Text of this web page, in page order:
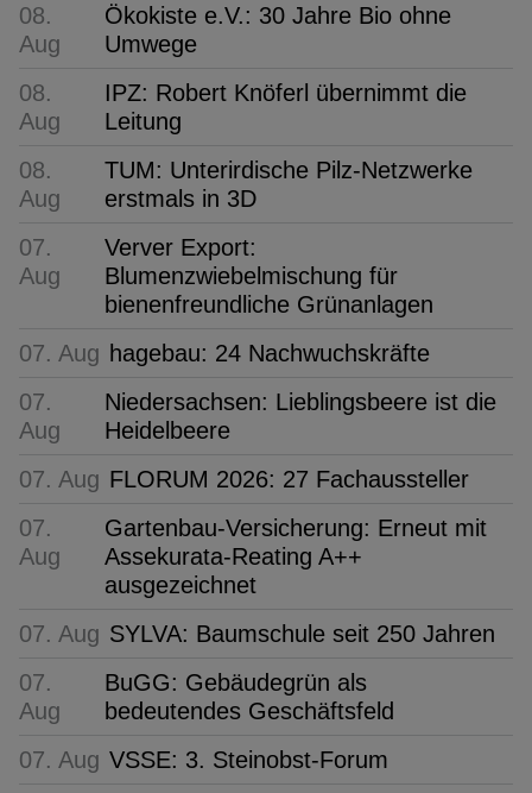
08.
Aug
Ökokiste e.V.: 30 Jahre Bio ohne
Umwege
08.
Aug
IPZ: Robert Knöferl übernimmt die
Leitung
08.
Aug
TUM: Unterirdische Pilz-Netzwerke
erstmals in 3D
07.
Aug
Verver Export:
Blumenzwiebelmischung für
bienenfreundliche Grünanlagen
07. Aug hagebau: 24 Nachwuchskräfte
07.
Aug
Niedersachsen: Lieblingsbeere ist die
Heidelbeere
07. Aug FLORUM 2026: 27 Fachaussteller
07.
Aug
Gartenbau-Versicherung: Erneut mit
Assekurata-Reating A++
ausgezeichnet
07. Aug SYLVA: Baumschule seit 250 Jahren
07.
Aug
BuGG: Gebäudegrün als
bedeutendes Geschäftsfeld
07. Aug VSSE: 3. Steinobst-Forum